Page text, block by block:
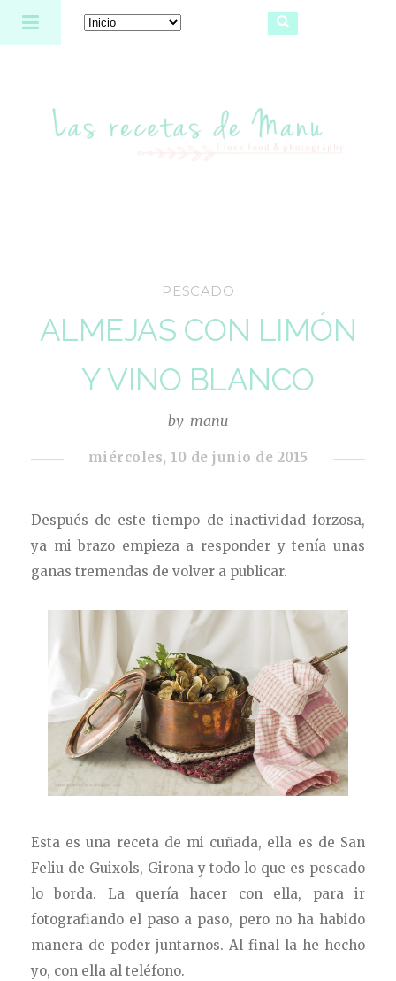
Las recetas de Manu
PESCADO
ALMEJAS CON LIMÓN
Y VINO BLANCO
by manu
miércoles, 10 de junio de 2015
Después de este tiempo de inactividad forzosa,
ya mi brazo empieza a responder y tenía unas
ganas tremendas de volver a publicar.
Esta es una receta de mi cuñada, ella es de San
Feliu de Guixols, Girona y todo lo que es pescado
lo borda. La quería hacer con ella, para ir
fotografiando el paso a paso, pero no ha habido
manera de poder juntarnos. Al final la he hecho
yo, con ella al teléfono.